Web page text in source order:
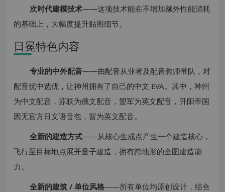
次时代建模技术——这项技术能在不增加额外性能消耗
的基础上，大幅度提升贴图细节。
日冕特色内容
专业的中外配音——由配音从业者及配音教师带队，对
配音优中选优，让神州拥有了自己的中文 EVA。其中，神州
为中文配音，苏联为俄文配音，盟军为英文配音，升阳帝国
因无官方日文语音包，暂为英文配音。
全新的建造方式——从核心生成点产生一个建造核心，
飞行至目标地点展开量子建造，拥有跨地形的全图建造能
力。
全新的建筑 / 单位风格——所有单位均原创设计，结合